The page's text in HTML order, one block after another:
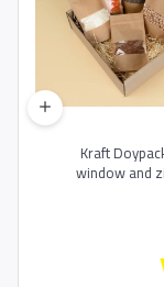
Kraft
window and